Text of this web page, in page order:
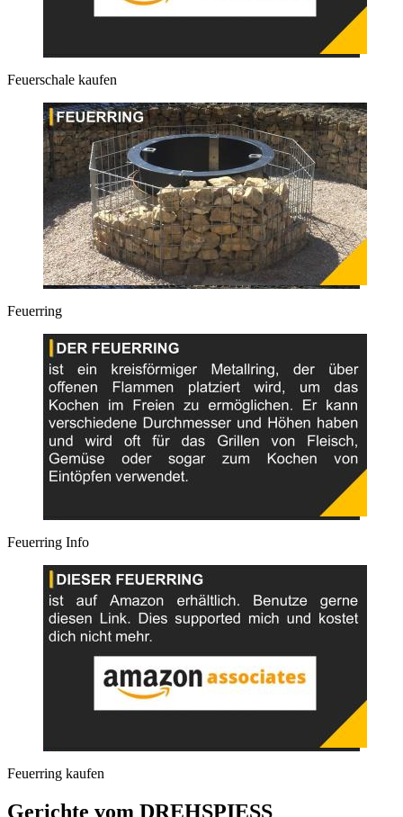
Feuerschale kaufen
Feuerring
Feuerring Info
Feuerring kaufen
Gerichte vom DREHSPIESS